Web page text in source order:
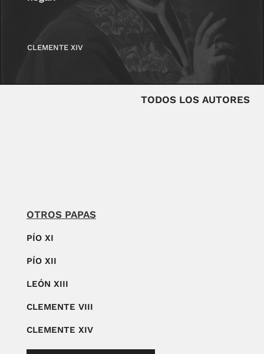
CLEMENTE XIV
TODOS LOS AUTORES
OTROS PAPAS
PÍO XI
PÍO XII
LEÓN XIII
CLEMENTE VIII
CLEMENTE XIV